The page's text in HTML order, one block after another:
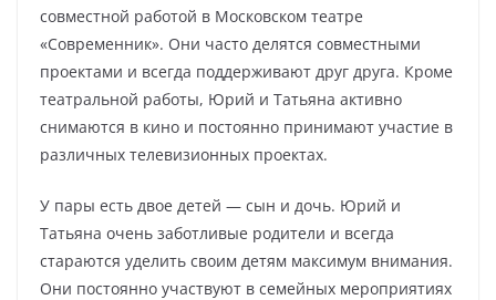
совместной работой в Московском театре
«Современник». Они часто делятся совместными
проектами и всегда поддерживают друг друга. Кроме
театральной работы, Юрий и Татьяна активно
снимаются в кино и постоянно принимают участие в
различных телевизионных проектах.
У пары есть двое детей — сын и дочь. Юрий и
Татьяна очень заботливые родители и всегда
стараются уделить своим детям максимум внимания.
Они постоянно участвуют в семейных мероприятиях